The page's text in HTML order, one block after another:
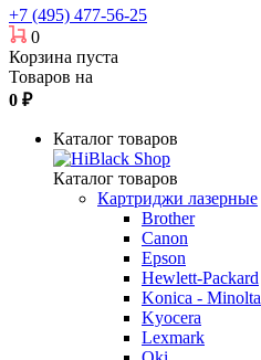
+7 (495) 477-56-25
0
Корзина пуста
Товаров на
0 ₽
Каталог товаров
Каталог товаров
Картриджи лазерные
Brother
Canon
Epson
Hewlett-Packard
Konica - Minolta
Kyocera
Lexmark